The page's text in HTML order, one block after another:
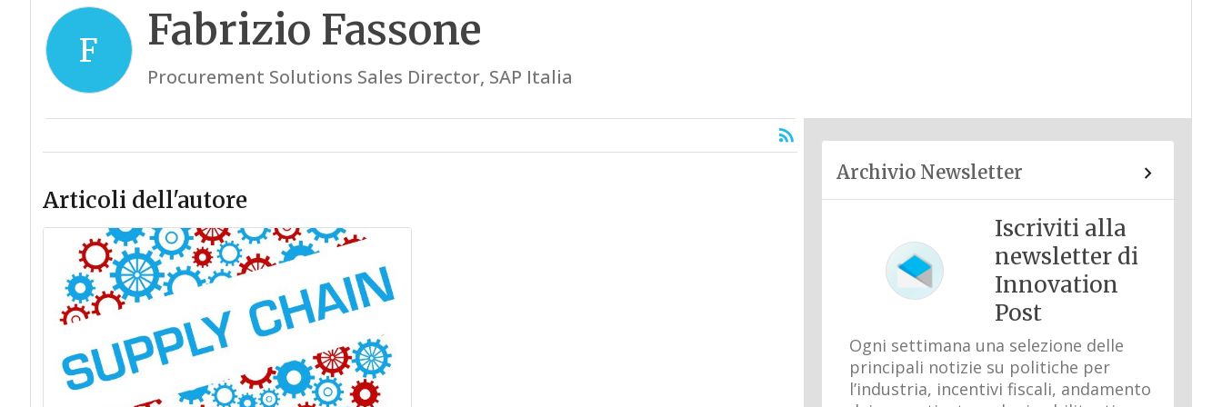
F Fabrizio Fassone
Procurement Solutions Sales Director, SAP Italia
Articoli dell'autore
Archivio Newsletter
Iscriviti alla
newsletter di
Innovation
Post
Ogni settimana una selezione delle
principali notizie su politiche per
l’industria, incentivi fiscali, andamento